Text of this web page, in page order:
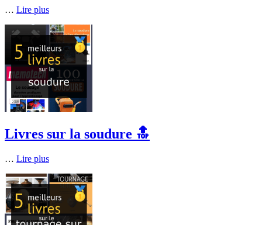
… Lire plus
Livres sur la soudure 🔝
… Lire plus